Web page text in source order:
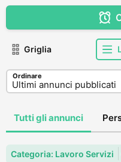
Griglia
Ordinare
Tutti gli annunci
Categoria: Lavoro Servizi